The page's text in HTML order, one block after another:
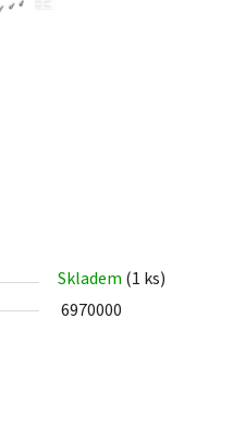
Skladem (1 ks)
6970000